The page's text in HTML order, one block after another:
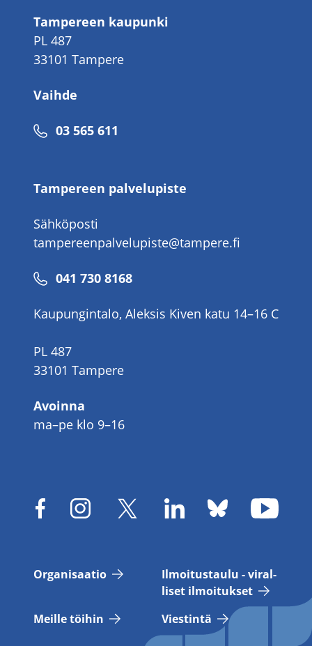
Tampereen kaupunki
PL 487
33101 Tampere
Vaihde
Puhelinnumero
03 565 611
Tampereen palvelupiste
Sähköposti
tampereenpalvelupiste@tampere.fi
Puhelinnumero
041 730 8168
Kaupungintalo, Aleksis Kiven katu 14–16 C
PL 487
33101 Tampere
Avoinna
ma–pe klo 9–16
Or­ga­ni­saa­tio
Il­moi­tus­tau­lu - vi­ral­
li­set il­moi­tuk­set
Meil­le töi­hin
Vies­tin­tä